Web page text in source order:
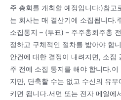
주 총회를 개최할 예정입니다:)참고
는 회사는 매 결산기에 소집됩니다.
소집통지 – (투표) – 주주총회주총
정하고 구체적인 절차를 밟아야 합
안건에 대한 결정이 내려지면, 소집
주 전에 소집 통지를 해야 합니다.
지만, 단축할 수는 없고 수신의 유
키면 됩니다.서면 또는 전자 메일에